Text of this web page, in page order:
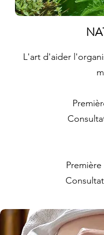
L'art d'aider